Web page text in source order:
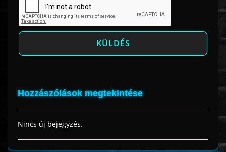
Hozzászólások megtekintése
Nincs új bejegyzés.